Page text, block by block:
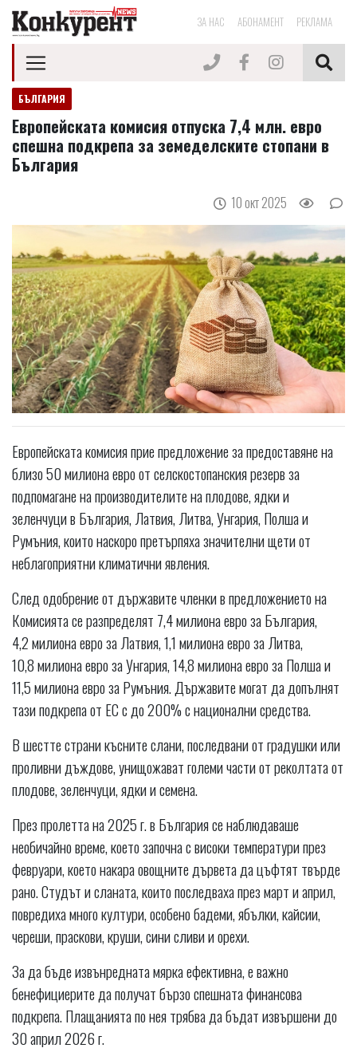
ЗА НАС АБОНАМЕНТ РЕКЛАМА
БЪЛГАРИЯ
Европейската комисия отпуска 7,4 млн. евро
спешна подкрепа за земеделските стопани в
България
10 окт 2025
Европейската комисия прие предложение за предоставяне на
близо 50 милиона евро от селскостопанския резерв за
подпомагане на производителите на плодове, ядки и
зеленчуци в България, Латвия, Литва, Унгария, Полша и
Румъния, които наскоро претърпяха значителни щети от
неблагоприятни климатични явления.
След одобрение от държавите членки в предложението на
Комисията се разпределят 7,4 милиона евро за България,
4,2 милиона евро за Латвия, 1,1 милиона евро за Литва,
10,8 милиона евро за Унгария, 14,8 милиона евро за Полша и
11,5 милиона евро за Румъния. Държавите могат да допълнят
тази подкрепа от ЕС с до 200% с национални средства.
В шестте страни късните слани, последвани от градушки или
проливни дъждове, унищожават големи части от реколтата от
плодове, зеленчуци, ядки и семена.
През пролетта на 2025 г. в България се наблюдаваше
необичайно време, което започна с високи температури през
февруари, което накара овощните дървета да цъфтят твърде
рано. Студът и сланата, които последваха през март и април,
повредиха много култури, особено бадеми, ябълки, кайсии,
череши, праскови, круши, сини сливи и орехи.
За да бъде извънредната мярка ефективна, е важно
бенефициерите да получат бързо спешната финансова
подкрепа. Плащанията по нея трябва да бъдат извършени до
30 април 2026 г.